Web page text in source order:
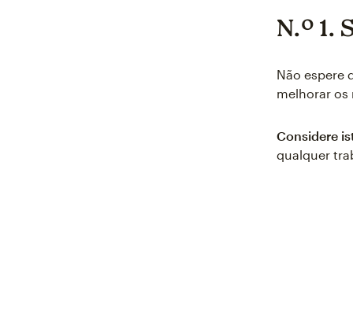
N.º 1.
Não espere
melhorar os
Considere
qualquer